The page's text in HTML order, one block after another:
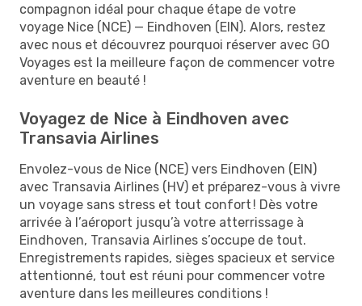
compagnon idéal pour chaque étape de votre
voyage Nice (NCE) — Eindhoven (EIN). Alors, restez
avec nous et découvrez pourquoi réserver avec GO
Voyages est la meilleure façon de commencer votre
aventure en beauté !
Voyagez de Nice à Eindhoven avec
Transavia Airlines
Envolez-vous de Nice (NCE) vers Eindhoven (EIN)
avec Transavia Airlines (HV) et préparez-vous à vivre
un voyage sans stress et tout confort ! Dès votre
arrivée à l’aéroport jusqu’à votre atterrissage à
Eindhoven, Transavia Airlines s’occupe de tout.
Enregistrements rapides, sièges spacieux et service
attentionné, tout est réuni pour commencer votre
aventure dans les meilleures conditions !